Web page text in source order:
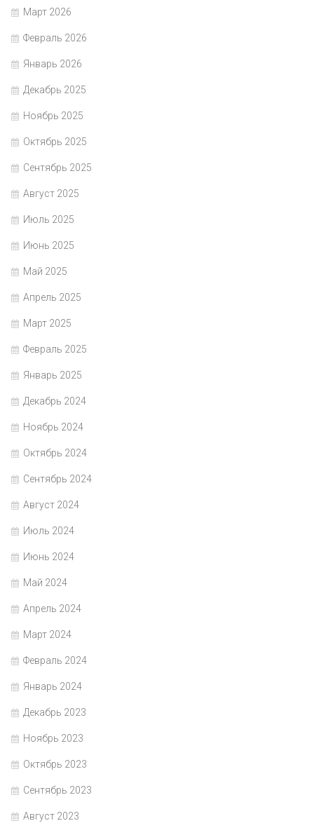
Март 2026
Февраль 2026
Январь 2026
Декабрь 2025
Ноябрь 2025
Октябрь 2025
Сентябрь 2025
Август 2025
Июль 2025
Июнь 2025
Май 2025
Апрель 2025
Март 2025
Февраль 2025
Январь 2025
Декабрь 2024
Ноябрь 2024
Октябрь 2024
Сентябрь 2024
Август 2024
Июль 2024
Июнь 2024
Май 2024
Апрель 2024
Март 2024
Февраль 2024
Январь 2024
Декабрь 2023
Ноябрь 2023
Октябрь 2023
Сентябрь 2023
Август 2023